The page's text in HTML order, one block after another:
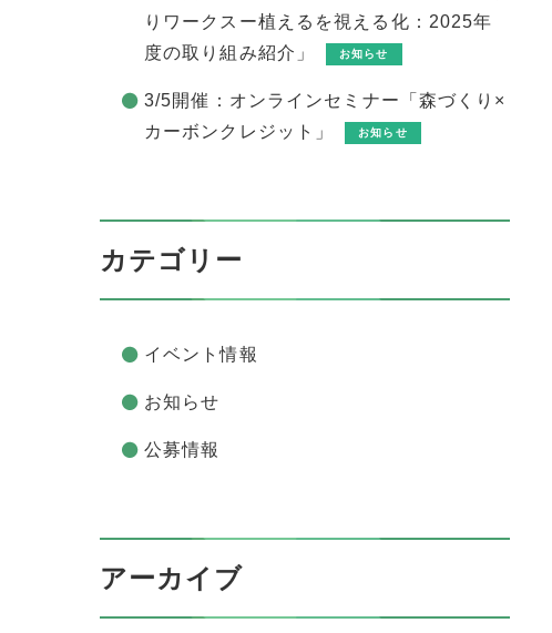
りワークスー植えるを視える化：2025年
度の取り組み紹介」
お知らせ
3/5開催：オンラインセミナー「森づくり×
カーボンクレジット」
お知らせ
カテゴリー
イベント情報
お知らせ
公募情報
アーカイブ